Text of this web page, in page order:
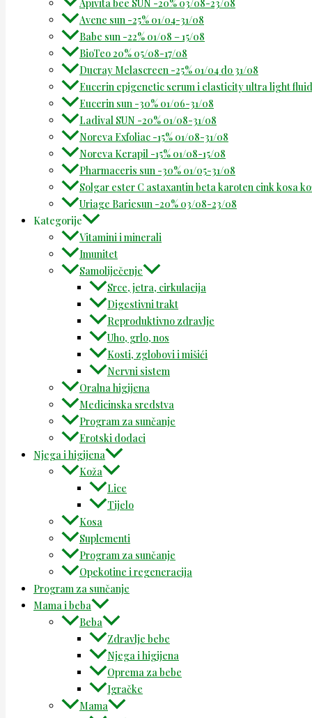
Apivita bee SUN -20% 03/08-23/08
Avene sun -25% 01/04-31/08
Babe sun -22% 01/08 – 15/08
BioTeo 20% 05/08-17/08
Ducray Melascreen -25% 01/04 do 31/08
Eucerin epigenetic serum i elasticity ultra light
Eucerin sun -30% 01/06-31/08
Ladival SUN -20% 01/08-31/08
Noreva Exfoliac -15% 01/08-31/08
Noreva Kerapil -15% 01/08-15/08
Pharmaceris sun -30% 01/05-31/08
Solgar ester C astaxantin beta karoten cink kosa
Uriage Bariesun -20% 03/08-23/08
Kategorije
Vitamini i minerali
Imunitet
Samoliječenje
Srce, jetra, cirkulacija
Digestivni trakt
Reproduktivno zdravlje
Uho, grlo, nos
Kosti, zglobovi i mišići
Nervni sistem
Oralna higijena
Medicinska sredstva
Program za sunčanje
Erotski dodaci
Njega i higijena
Koža
Lice
Tijelo
Kosa
Suplementi
Program za sunčanje
Opekotine i regeneracija
Program za sunčanje
Mama i beba
Beba
Zdravlje bebe
Njega i higijena
Oprema za bebe
Igračke
Mama